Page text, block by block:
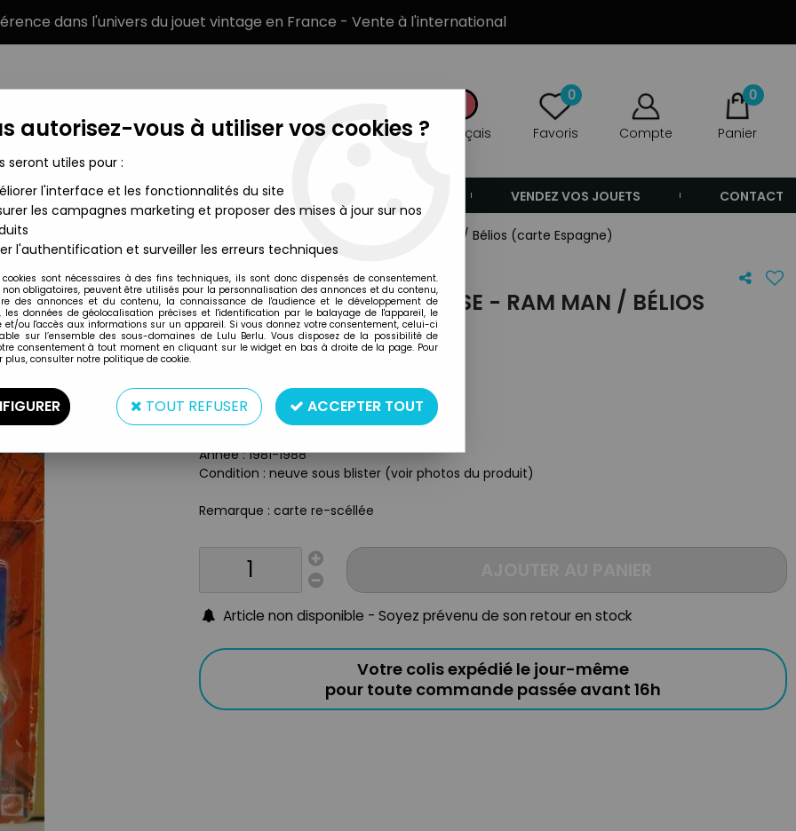
dans l'univers du jouet vintage en France - Vente à l'international
Français
0
Favoris Compte
0
Panier
MARQUES TYPE DE PRODUIT VENDEZ VOS JOUETS CONTACT
de l'Univers Figurines sous blister Masters of the Universe - Ram Man / Bélios (carte Espagne)
Mattel
MASTERS OF THE UNIVERSE - RAM MAN / BÉLIOS
(CARTE ESPAGNE)
Type : figurine articulée
Matière : plastique
Année : 1981-1988
Condition : neuve sous blister (voir photos du produit)
Remarque : carte re-scéllée
Article non disponible - Soyez prévenu de son retour en stock
Votre colis expédié le jour-même
pour toute commande passée avant 16h
autorisez-vous à utiliser vos cookies ?
seront utiles pour :
l'interface et les fonctionnalités du site
les campagnes marketing et proposer des mises à jour sur nos
l'authentification et surveiller les erreurs techniques
cookies sont nécessaires à des fins techniques, ils sont donc dispensés de consentement.
non obligatoires, peuvent être utilisés pour la personnalisation des annonces et du contenu,
des annonces et du contenu, la connaissance de l'audience et le développement de
les données de géolocalisation précises et l'identification par le balayage de l'appareil, le
et/ou l'accès aux informations sur un appareil. Si vous donnez votre consentement, celui-ci
sur l’ensemble des sous-domaines de Lulu Berlu. Vous disposez de la possibilité de
consentement à tout moment en cliquant sur le widget en bas à droite de la page. Pour
plus, consulter notre politique de cookie.
TOUT REFUSER ACCEPTER TOUT